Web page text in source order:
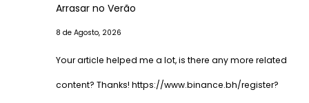
Arrasar no Verão
8 de Agosto, 2026
Your article helped me a lot, is there any more related
content? Thanks! https://www.binance.bh/register?